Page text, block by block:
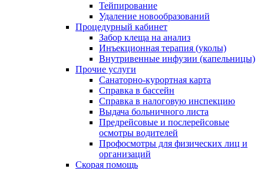
Тейпирование
Удаление новообразований
Процедурный кабинет
Забор клеща на анализ
Инъекционная терапия (уколы)
Внутривенные инфузии (капельницы)
Прочие услуги
Санаторно-курортная карта
Справка в бассейн
Справка в налоговую инспекцию
Выдача больничного листа
Предрейсовые и послерейсовые
осмотры водителей
Профосмотры для физических лиц и
организаций
Скорая помощь